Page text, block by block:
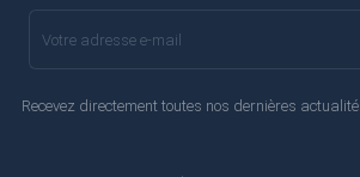
Recevez directement toutes nos dernières